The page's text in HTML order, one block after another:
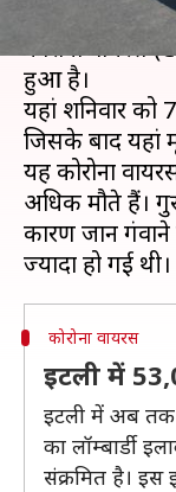
महामारी
कोरोना वायरस
हुआ है।
यहां शनिवार
जिसके बाद यहां
यह कोरोना
अधिक मौते हैं।
कारण जान
कोरोना वायरस
इटली में
इटली में अब तक
का लॉम्बार्डी
संक्रमित है।